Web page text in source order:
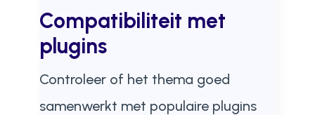
Compatibiliteit met
plugins
Controleer of het thema goed
samenwerkt met populaire plugins